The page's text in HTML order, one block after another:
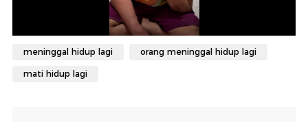
meninggal hidup lagi orang meninggal hidup lagi
mati hidup lagi